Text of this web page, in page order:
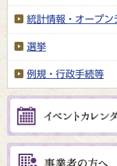
統計情報・オープン
選挙
例規・行政手続等